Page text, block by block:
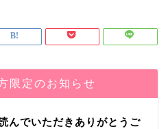
限定のお知らせ
んでいただきありがとうご